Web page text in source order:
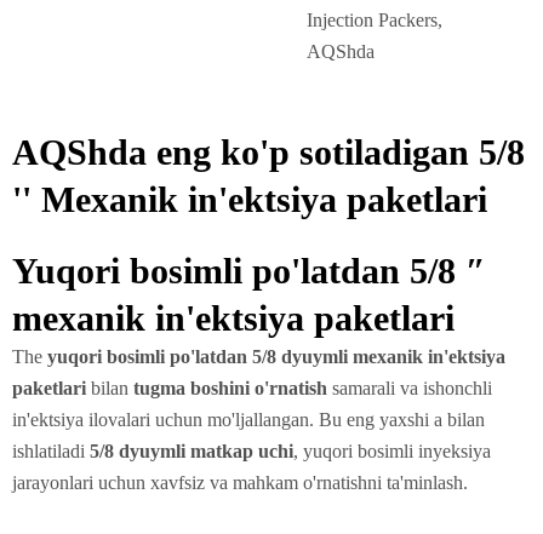
Injection Packers,
AQShda
AQShda eng ko'p sotiladigan 5/8
'' Mexanik in'ektsiya paketlari
Yuqori bosimli po'latdan 5/8 ″
mexanik in'ektsiya paketlari
The yuqori bosimli po'latdan 5/8 dyuymli mexanik in'ektsiya
paketlari bilan tugma boshini o'rnatish samarali va ishonchli
in'ektsiya ilovalari uchun mo'ljallangan. Bu eng yaxshi a bilan
ishlatiladi 5/8 dyuymli matkap uchi, yuqori bosimli inyeksiya
jarayonlari uchun xavfsiz va mahkam o'rnatishni ta'minlash.